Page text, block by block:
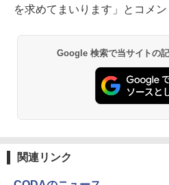
を求めてまいります」とコメン
Google 検索で当サイトの
関連リンク